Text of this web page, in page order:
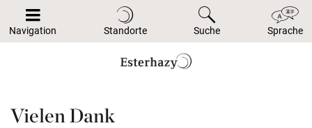
Navigation Standorte Suche Sprache
Vielen Dank